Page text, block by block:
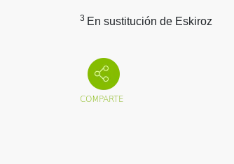
3 En sustitución de Eskiroz